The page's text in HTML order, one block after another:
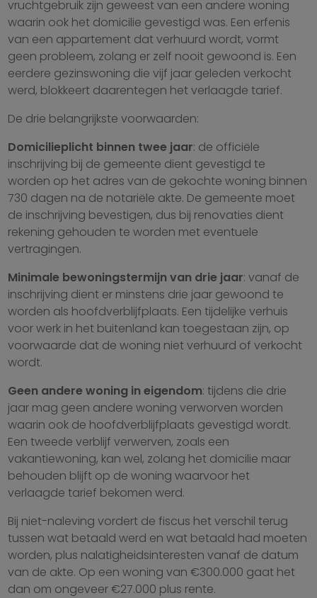
vruchtgebruik zijn geweest van een andere woning
waarin ook het domicilie gevestigd was. Een erfenis
van een appartement dat verhuurd wordt, vormt
geen probleem, zolang er zelf nooit gewoond is. Een
eerdere gezinswoning die vijf jaar geleden verkocht
werd, blokkeert daarentegen het verlaagde tarief.
De drie belangrijkste voorwaarden:
Domicilieplicht binnen twee jaar: de officiële
inschrijving bij de gemeente dient gevestigd te
worden op het adres van de gekochte woning binnen
730 dagen na de notariële akte. De gemeente moet
de inschrijving bevestigen, dus bij renovaties dient
rekening gehouden te worden met eventuele
vertragingen.
Minimale bewoningstermijn van drie jaar: vanaf de
inschrijving dient er minstens drie jaar gewoond te
worden als hoofdverblijfplaats. Een tijdelijke verhuis
voor werk in het buitenland kan toegestaan zijn, op
voorwaarde dat de woning niet verhuurd of verkocht
wordt.
Geen andere woning in eigendom: tijdens die drie
jaar mag geen andere woning verworven worden
waarin ook de hoofdverblijfplaats gevestigd wordt.
Een tweede verblijf verwerven, zoals een
vakantiewoning, kan wel, zolang het domicilie maar
behouden blijft op de woning waarvoor het
verlaagde tarief bekomen werd.
Bij niet-naleving vordert de fiscus het verschil terug
tussen wat betaald werd en wat betaald had moeten
worden, plus nalatigheidsinteresten vanaf de datum
van de akte. Op een woning van €300.000 gaat het
dan om ongeveer €27.000 plus rente.